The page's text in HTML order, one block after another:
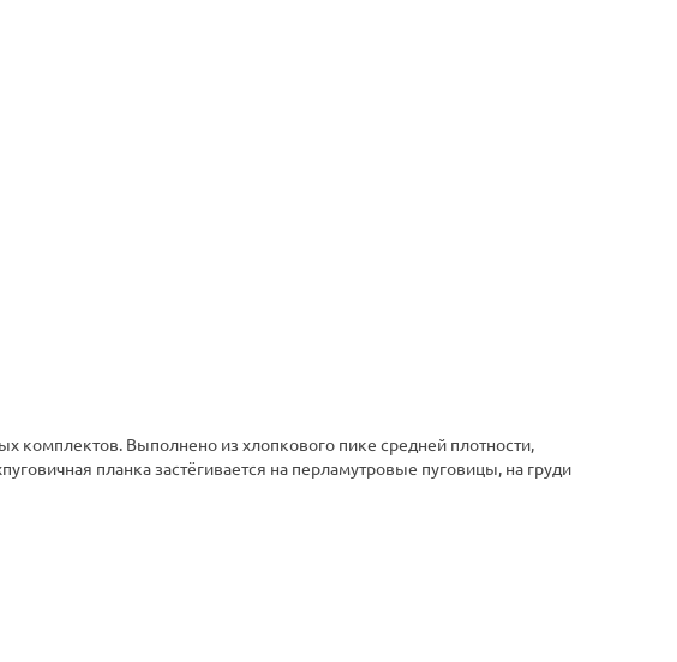
Выполнено из хлопкового пике средней плотности,
планка застёгивается на перламутровые пуговицы, на груди